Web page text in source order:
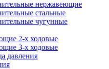
нержавеющие
стальные
чугунные
2-х ходовые
3-х ходовые
давления